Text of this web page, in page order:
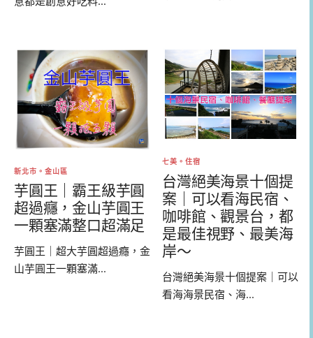
新北市。金山區
芋圓王｜霸王級芋圓
超過癮，金山芋圓王
一顆塞滿整口超滿足
芋圓王｜超大芋圓超過癮，金
山芋圓王一顆塞滿...
七美。住宿
台灣絕美海景十個提
案｜可以看海民宿、
咖啡館、觀景台，都
是最佳視野、最美海
岸～
台灣絕美海景十個提案｜可以
看海海景民宿、海...